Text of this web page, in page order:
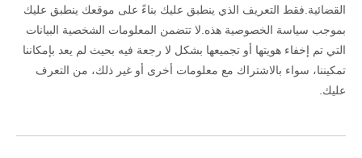
القضائية.فقط التعريف الذي ينطبق عليك بناءً على موقعك ينطبق عليك
بموجب سياسة الخصوصية هذه.لا تتضمن المعلومات الشخصية البيانات
التي تم إخفاء هويتها أو تجميعها بشكل لا رجعة فيه بحيث لم يعد بإمكاننا
تمكيننا، سواء بالاشتراك مع معلومات أخرى أو غير ذلك، من التعرف
عليك.